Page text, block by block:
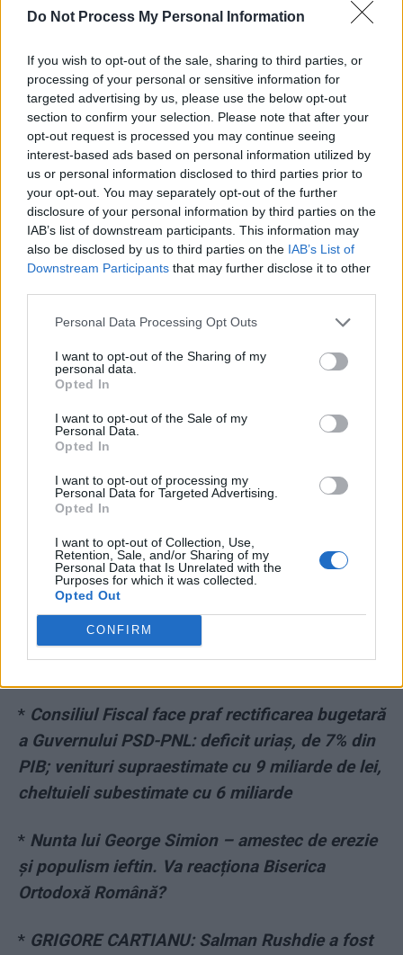
Do Not Process My Personal Information
If you wish to opt-out of the sale, sharing to third parties, or
processing of your personal or sensitive information for
targeted advertising by us, please use the below opt-out
section to confirm your selection. Please note that after your
opt-out request is processed you may continue seeing
interest-based ads based on personal information utilized by
us or personal information disclosed to third parties prior to
your opt-out. You may separately opt-out of the further
disclosure of your personal information by third parties on the
IAB’s list of downstream participants. This information may
also be disclosed by us to third parties on the IAB’s List of
Downstream Participants that may further disclose it to other
Personal Data Processing Opt Outs
I want to opt-out of the Sharing of my
personal data.
Opted In
I want to opt-out of the Sale of my
Personal Data.
Opted In
I want to opt-out of processing my
Personal Data for Targeted Advertising.
Opted In
I want to opt-out of Collection, Use,
Retention, Sale, and/or Sharing of my
Personal Data that Is Unrelated with the
Purposes for which it was collected.
Opted Out
CONFIRM
ad
de blindaj reactiv de pe multe tancuri sunt
umplute cu cauciuc!
Încă un disident anti-Putin „s-a aruncat de la
refugiase în SUA pentru că-l sprijinise pe
Navalnîi
„Segmente prietenoase ale elitei”, aproape
exclusiv din PSD, sunt sub controlul Chinei,
care vizează să-și sporească „influența
malignă” în România, atrage atenția un
important think-tank
* Consiliul Fiscal face praf rectificarea bugetară
a Guvernului PSD-PNL: deficit uriaș, de 7% din
PIB; venituri supraestimate cu 9 miliarde de lei,
cheltuieli subestimate cu 6 miliarde
* Nunta lui George Simion – amestec de erezie
și populism ieftin. Va reacționa Biserica
Ortodoxă Română?
* GRIGORE CARTIANU: Salman Rushdie a fost